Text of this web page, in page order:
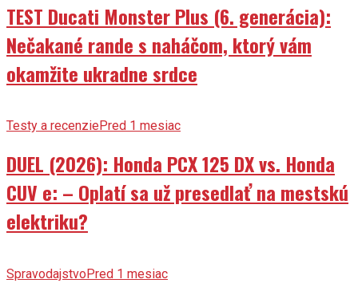
TEST Ducati Monster Plus (6. generácia):
Nečakané rande s naháčom, ktorý vám
okamžite ukradne srdce
Testy a recenziePred 1 mesiac
DUEL (2026): Honda PCX 125 DX vs. Honda
CUV e: – Oplatí sa už presedlať na mestskú
elektriku?
SpravodajstvoPred 1 mesiac